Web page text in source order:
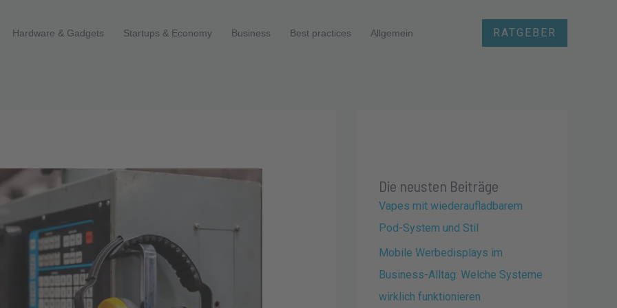
Hardware & Gadgets Startups & Economy Business Best practices Allgemein RATGEBER
Die neusten Beiträge
Vapes mit wiederaufladbarem
Pod-System und Stil
Mobile Werbedisplays im
Business-Alltag: Welche Systeme
wirklich funktionieren